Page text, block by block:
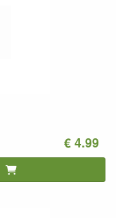
€ 4.99